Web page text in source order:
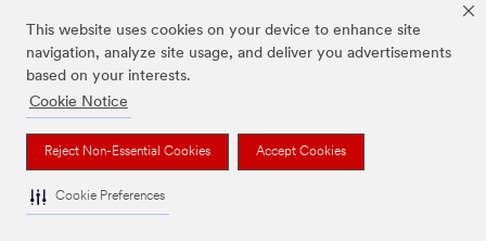
This website uses cookies on your device to enhance site
navigation, analyze site usage, and deliver you advertisements
based on your interests.
Cookie Notice
Reject Non-Essential Cookies Accept Cookies
Cookie Preferences